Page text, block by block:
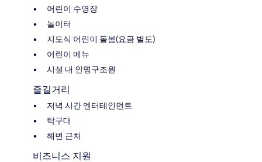
어린이 수영장
놀이터
지도식 어린이 돌봄(요금 별도)
어린이 메뉴
시설 내 인명구조원
즐길거리
저녁 시간 엔터테인먼트
탁구대
해변 근처
비즈니스 지원